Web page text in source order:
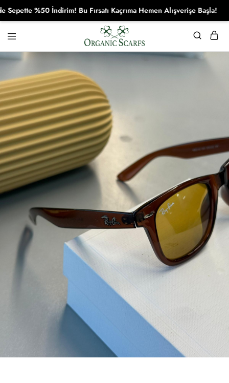
Organikscarf
%50 İndirim! Bu Fırsatı Kaçrıma Hemen Alışverişe Başla!